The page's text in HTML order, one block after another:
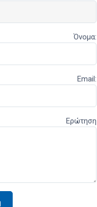
Όνομα:
Email:
Ερώτηση